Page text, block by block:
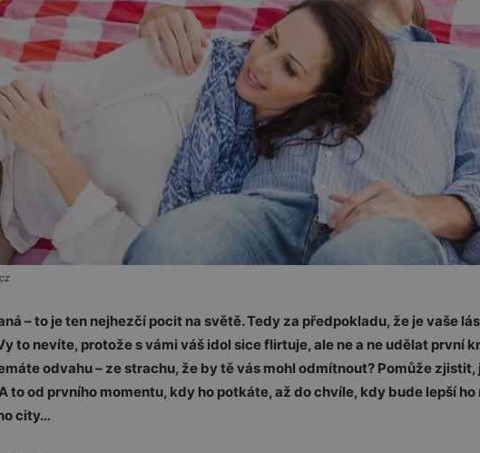
– to je ten nejhezčí pocit na světě. Tedy za předpokladu, že je vaše
to nevíte, protože s vámi váš idol sice flirtuje, ale ne a ne udělat první
odvahu – ze strachu, že by tě vás mohl odmítnout? Pomůže zjistit,
to od prvního momentu, kdy ho potkáte, až do chvíle, kdy bude lepší
city…